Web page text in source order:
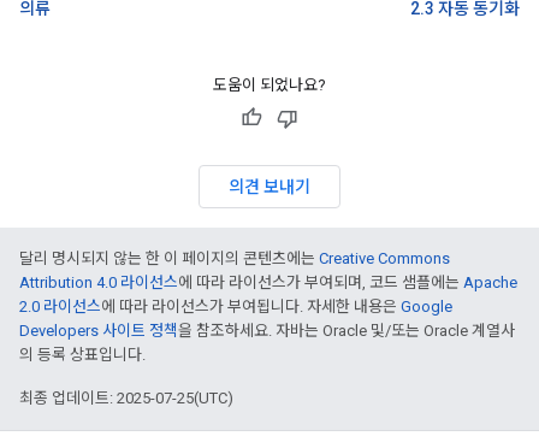
의류
2.3 자동 동기화
도움이 되었나요?
의견 보내기
달리 명시되지 않는 한 이 페이지의 콘텐츠에는 Creative Commons
Attribution 4.0 라이선스에 따라 라이선스가 부여되며, 코드 샘플에는 Apache
2.0 라이선스에 따라 라이선스가 부여됩니다. 자세한 내용은 Google
Developers 사이트 정책을 참조하세요. 자바는 Oracle 및/또는 Oracle 계열사
의 등록 상표입니다.
최종 업데이트: 2025-07-25(UTC)